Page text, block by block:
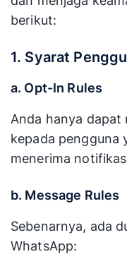
berikut:
1. Syarat
a. Opt-In Rules
Anda hanya dapat
kepada pengguna
menerima
b. Message Rules
Sebenarnya, ada
WhatsApp: